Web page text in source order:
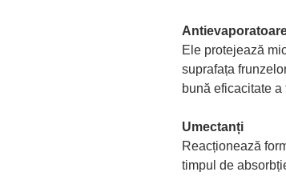
Ele protejează
suprafața
bună eficacitate a
Umectanți
Reacționează
timpul de